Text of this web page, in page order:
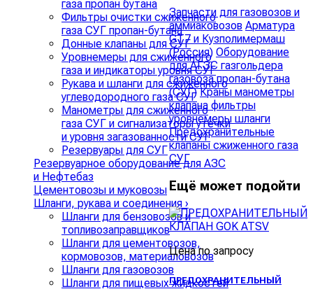
газа пропан бутана
Фильтры очистки сжиженного
газа СУГ пропан-бутана
Донные клапаны для СУГ
Уровнемеры для сжиженного
газа и индикаторы уровня СУГ
Рукава и шланги для сжиженного
углеводородного газа СУГ
Манометры для сжиженного
газа СУГ и сигнализаторы утечки
и уровня загазованности СУГ
Резервуары для СУГ
Резервуарное оборудование для АЗС
и Нефтебаз
Цементовозы и муковозы
Шланги, рукава и соединения ›
Шланги для бензовозов и
топливозаправщиков
Шланги для цементовозов,
кормовозов, материаловозов
Шланги для газовозов
Шланги для пищевых жидкостей
Запчасти для газовозов и
аммиаковозов Арматура
GT7 и Кузполимермаш
(Россия) Оборудование
для АГЗС газгольдера
газовоза пропан-бутана
(СУГ) Краны манометры
клапана фильтры
уровнемеры шланги
Предохранительные
клапаны сжиженного газа
СУГ
Ещё может подойти
Цена по запросу
ПРЕДОХРАНИТЕЛЬНЫЙ